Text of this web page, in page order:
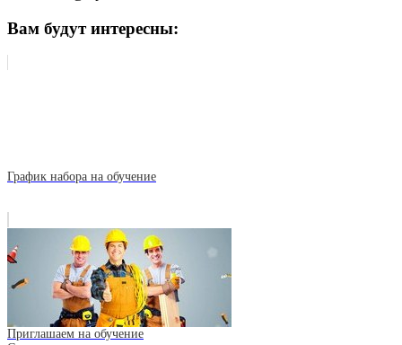
Вам будут интересны:
График набора на обучение
Приглашаем на обучение